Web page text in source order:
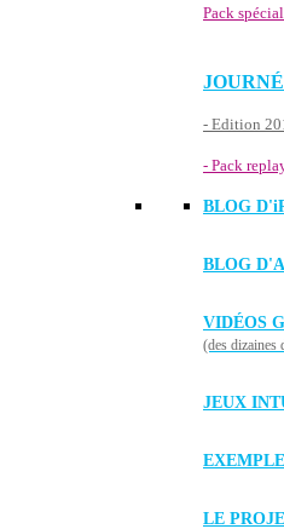
Pack
- Edition
- Pack
BLOG D'
BLOG
VIDÉOS
(des dizaines
JEUX
LE